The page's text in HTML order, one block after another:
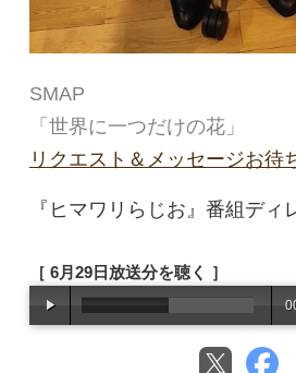
SMAP
「世界に一つだけの花」
リクエスト＆メッセージお待
『ヒマワリらじお』番組ディ
［ 6月29日放送分を聴く ］